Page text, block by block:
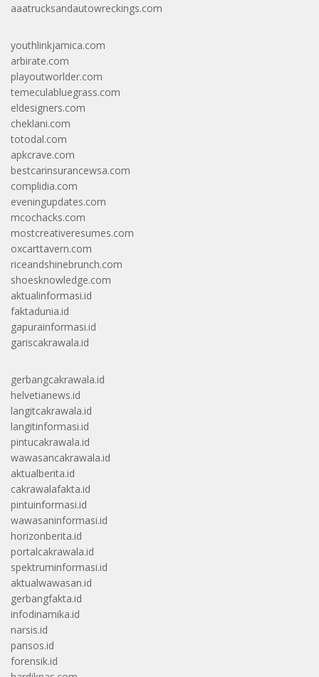
aaatrucksandautowreckings.com
youthlinkjamica.com
arbirate.com
playoutworlder.com
temeculabluegrass.com
eldesigners.com
cheklani.com
totodal.com
apkcrave.com
bestcarinsurancewsa.com
complidia.com
eveningupdates.com
mcochacks.com
mostcreativeresumes.com
oxcarttavern.com
riceandshinebrunch.com
shoesknowledge.com
aktualinformasi.id
faktadunia.id
gapurainformasi.id
gariscakrawala.id
gerbangcakrawala.id
helvetianews.id
langitcakrawala.id
langitinformasi.id
pintucakrawala.id
wawasancakrawala.id
aktualberita.id
cakrawalafakta.id
pintuinformasi.id
wawasaninformasi.id
horizonberita.id
portalcakrawala.id
spektruminformasi.id
aktualwawasan.id
gerbangfakta.id
infodinamika.id
narsis.id
pansos.id
forensik.id